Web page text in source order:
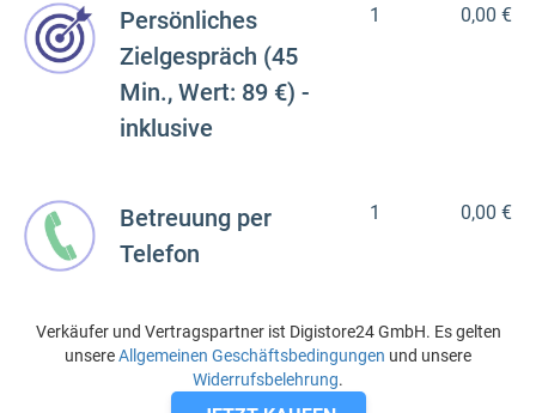
Persönliches
Zielgespräch (45
Min., Wert: 89 €) -
inklusive
1 0,00 €
Betreuung per
Telefon
1 0,00 €
Verkäufer und Vertragspartner ist Digistore24 GmbH. Es gelten
unsereAllgemeinen Geschäftsbedingungen und unsere
Widerrufsbelehrung.